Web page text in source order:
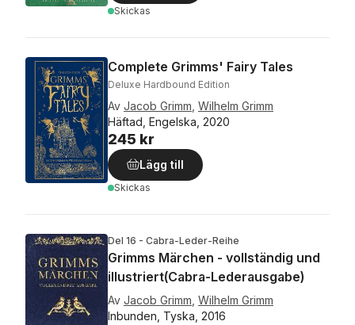
Skickas
Complete Grimms' Fairy Tales
Deluxe Hardbound Edition
Av Jacob Grimm Wilhelm Grimm
Häftad, Engelska, 2020
245 kr
Lägg till
Skickas
Del 16 - Cabra-Leder-Reihe
Grimms Märchen - vollständig und
illustriert(Cabra-Lederausgabe)
Av Jacob Grimm Wilhelm Grimm
Inbunden, Tyska, 2016